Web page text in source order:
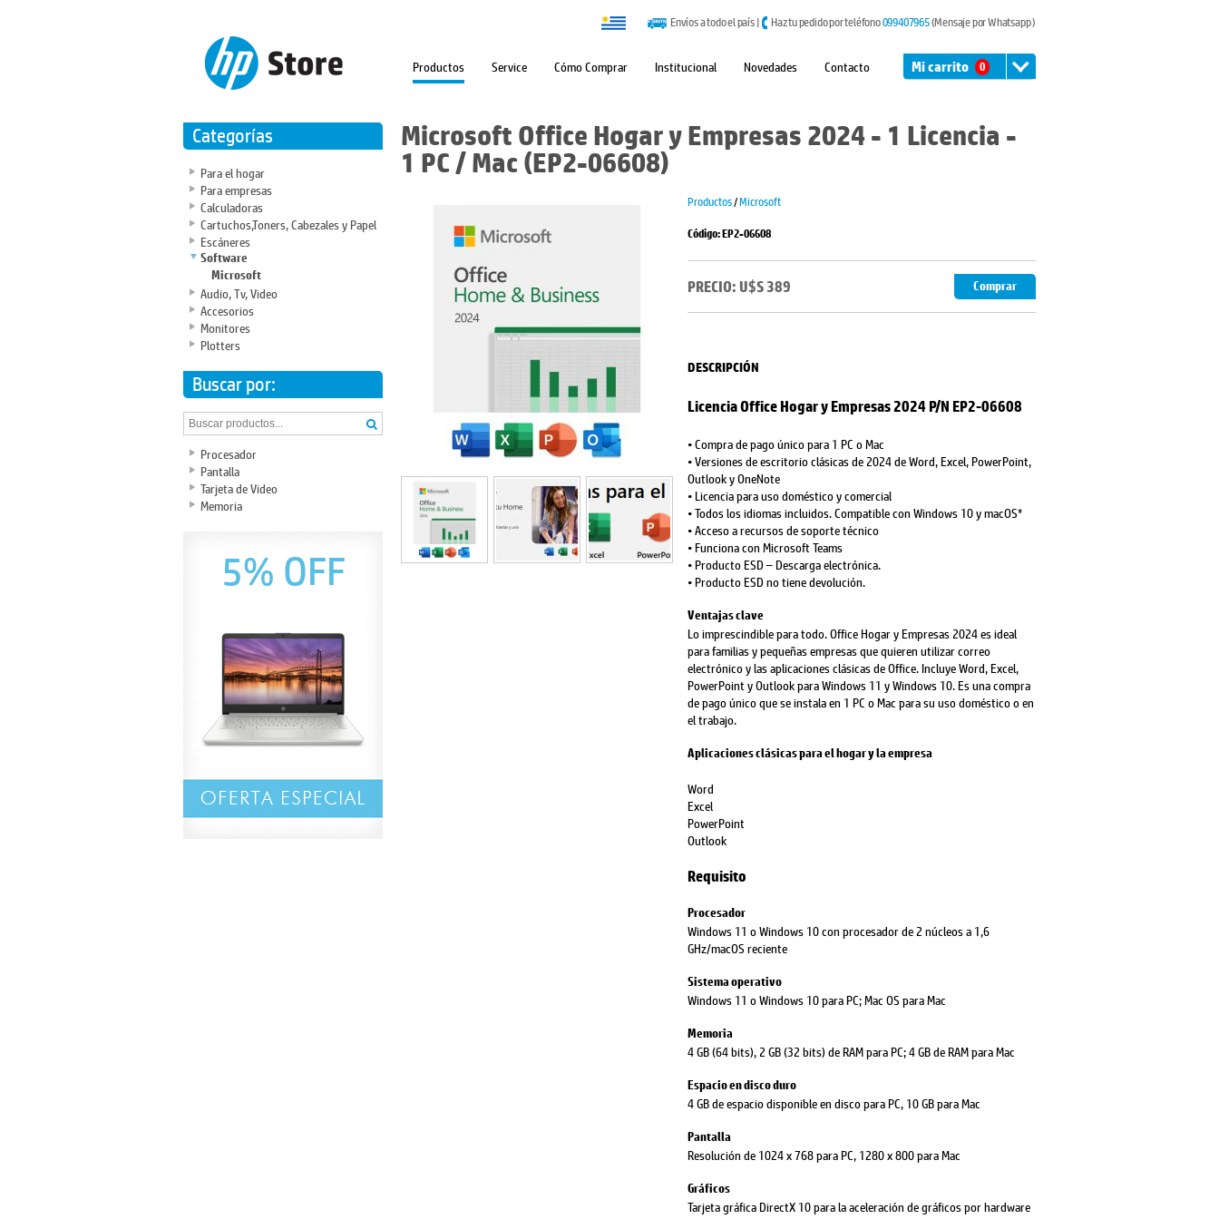
Envíos a todo el país| Haz tu pedido por teléfono099407965(Mensaje por Whatsapp )
Productos Service Cómo Comprar Institucional Novedades Contacto Mi carrito 0
Categorías
Para el hogar
Para empresas
Calculadoras
Cartuchos,Toners, Cabezales y Papel
Escáneres
Software
Microsoft
Audio, Tv, Video
Accesorios
Monitores
Plotters
Buscar por:
Procesador
Pantalla
Tarjeta de Video
Memoria
5% OFF
Microsoft Office Hogar y Empresas 2024 - 1 Licencia -
1 PC / Mac (EP2-06608)
Productos/Microsoft
Código: EP2-06608
PRECIO: U$S 389 Comprar
DESCRIPCIÓN
Licencia Office Hogar y Empresas 2024 P/N EP2-06608
• Compra de pago único para 1 PC o Mac
• Versiones de escritorio clásicas de 2024 de Word, Excel, PowerPoint,
Outlook y OneNote
• Licencia para uso doméstico y comercial
• Todos los idiomas incluidos. Compatible con Windows 10 y macOS*
• Acceso a recursos de soporte técnico
• Funciona con Microsoft Teams
• Producto ESD – Descarga electrónica.
• Producto ESD no tiene devolución.
Ventajas clave
Lo imprescindible para todo. Office Hogar y Empresas 2024 es ideal
para familias y pequeñas empresas que quieren utilizar correo
electrónico y las aplicaciones clásicas de Office. Incluye Word, Excel,
PowerPoint y Outlook para Windows 11 y Windows 10. Es una compra
de pago único que se instala en 1 PC o Mac para su uso doméstico o en
el trabajo.
Aplicaciones clásicas para el hogar y la empresa
Word
Excel
PowerPoint
Outlook
Requisito
Procesador
Windows 11 o Windows 10 con procesador de 2 núcleos a 1,6
GHz/macOS reciente
Sistema operativo
Windows 11 o Windows 10 para PC; Mac OS para Mac
Memoria
4 GB (64 bits), 2 GB (32 bits) de RAM para PC; 4 GB de RAM para Mac
Espacio en disco duro
4 GB de espacio disponible en disco para PC, 10 GB para Mac
Pantalla
Resolución de 1024 x 768 para PC, 1280 x 800 para Mac
Gráficos
Tarjeta gráfica DirectX 10 para la aceleración de gráficos por hardware